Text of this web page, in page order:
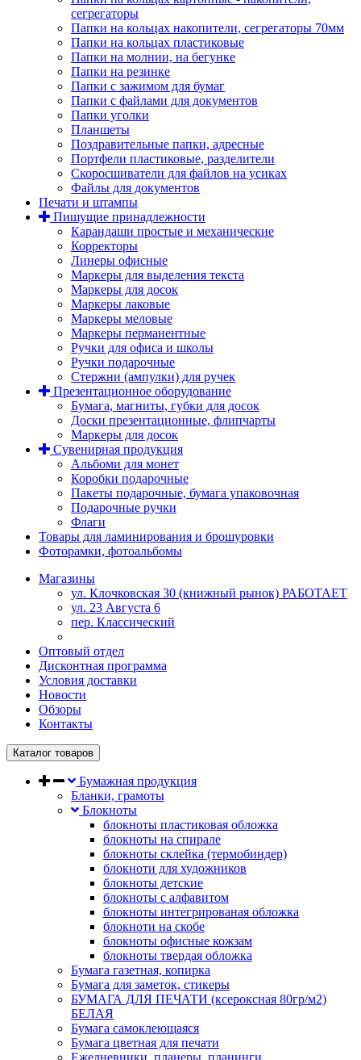
сегрегаторы
Папки на кольцах накопители, сегрегаторы 70мм
Папки на кольцах пластиковые
Папки на молнии, на бегунке
Папки на резинке
Папки с зажимом для бумаг
Папки с файлами для документов
Папки уголки
Планшеты
Поздравительные папки, адресные
Портфели пластиковые, разделители
Скоросшиватели для файлов на усиках
Файлы для документов
Печати и штампы
Пишущие принадлежности
Карандаши простые и механические
Корректоры
Линеры офисные
Маркеры для выделения текста
Маркеры для досок
Маркеры лаковые
Маркеры меловые
Маркеры перманентные
Ручки для офиса и школы
Ручки подарочные
Стержни (ампулки) для ручек
Презентационное оборудование
Бумага, магниты, губки для досок
Доски презентационные, флипчарты
Маркеры для досок
Сувенирная продукция
Альбоми для монет
Коробки подарочные
Пакеты подарочные, бумага упаковочная
Подарочные ручки
Флаги
Товары для ламинирования и брошуровки
Фоторамки, фотоальбомы
Магазины
ул. Клочковская 30 (книжный рынок) РАБОТАЕТ
ул. 23 Августа 6
пер. Классический
Оптовый отдел
Дисконтная программа
Условия доставки
Новости
Обзоры
Контакты
Каталог товаров
Бумажная продукция
Бланки, грамоты
Блокноты
блокноты пластиковая обложка
блокноты на спирале
блокноты склейка (термобиндер)
блокноти для художников
блокноты детские
блокноты с алфавитом
блокноты интегрированая обложка
блокноти на скобе
блокноты офисные кожзам
блокноты твердая обложка
Бумага газетная, копирка
Бумага для заметок, стикеры
БУМАГА ДЛЯ ПЕЧАТИ (ксероксная 80гр/м2)
БЕЛАЯ
Бумага самоклеющаяся
Бумага цветная для печати
Ежедневники, планеры, планинги